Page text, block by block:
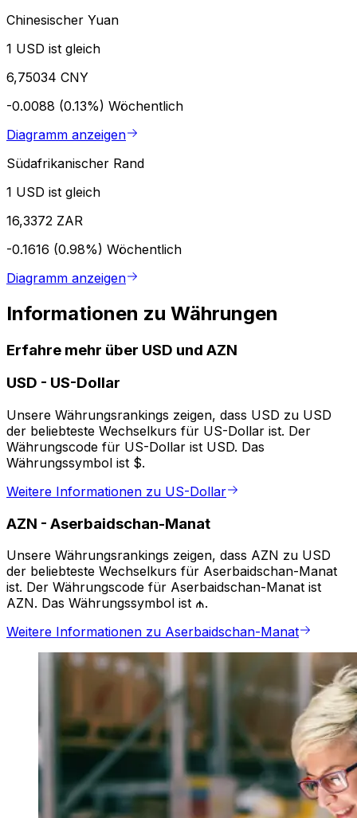
Chinesischer Yuan
1 USD ist gleich
6,75034 CNY
-0.0088 (0.13%) Wöchentlich
Diagramm anzeigen
Südafrikanischer Rand
1 USD ist gleich
16,3372 ZAR
-0.1616 (0.98%) Wöchentlich
Diagramm anzeigen
Informationen zu Währungen
Erfahre mehr über USD und AZN
USD - US-Dollar
Unsere Währungsrankings zeigen, dass USD zu USD
der beliebteste Wechselkurs für US-Dollar ist. Der
Währungscode für US-Dollar ist USD. Das
Währungssymbol ist $.
Weitere Informationen zu US-Dollar
AZN - Aserbaidschan-Manat
Unsere Währungsrankings zeigen, dass AZN zu USD
der beliebteste Wechselkurs für Aserbaidschan-Manat
ist. Der Währungscode für Aserbaidschan-Manat ist
AZN. Das Währungssymbol ist ₼.
Weitere Informationen zu Aserbaidschan-Manat